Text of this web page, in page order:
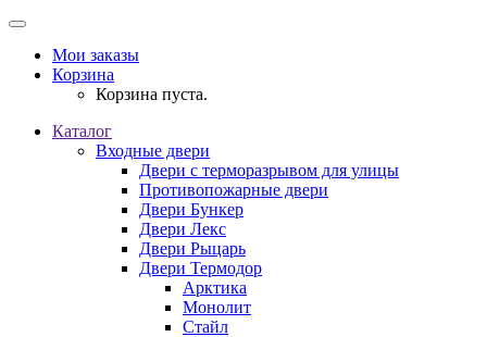
Мои заказы
Корзина
Корзина пуста.
Каталог
Входные двери
Двери с терморазрывом для улицы
Противопожарные двери
Двери Бункер
Двери Лекс
Двери Рыцарь
Двери Термодор
Арктика
Монолит
Стайл